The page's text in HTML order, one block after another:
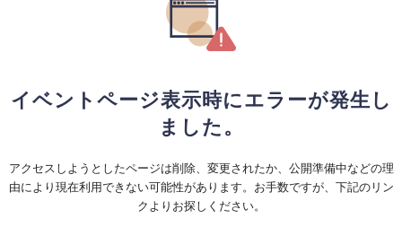
イベントページ表示時にエラーが発生し
ました。
アクセスしようとしたページは削除、変更されたか、公開準備中などの理
由により現在利用できない可能性があります。お手数ですが、下記のリン
クよりお探しください。